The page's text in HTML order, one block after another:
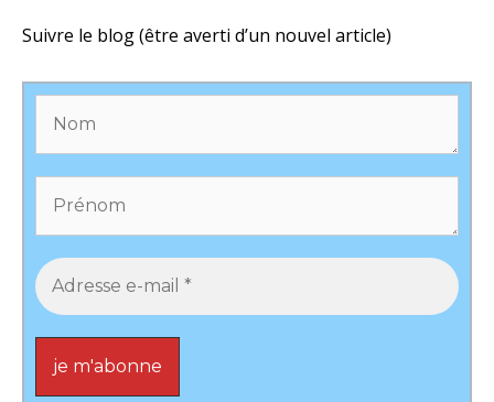
Suivre le blog (être averti d’un nouvel article)